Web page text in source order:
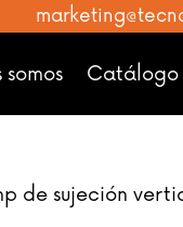
somos Catálogo
de sujeción